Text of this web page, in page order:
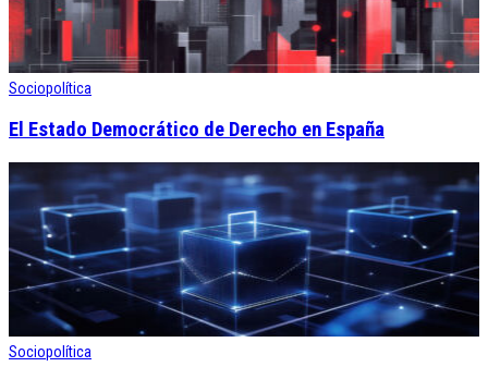
Sociopolítica
El Estado Democrático de Derecho en España
Sociopolítica